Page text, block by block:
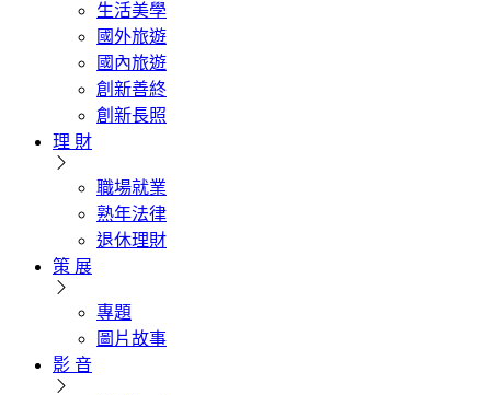
生活美學
國外旅遊
國內旅遊
創新善終
創新長照
理 財
職場就業
熟年法律
退休理財
策 展
專題
圖片故事
影 音